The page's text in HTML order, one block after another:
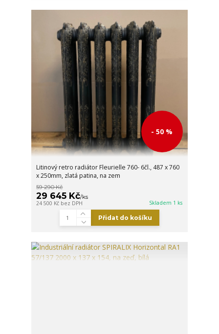
- 50 %
Litinový retro radiátor Fleurielle 760- 6čl., 487 x 760
x 250mm, zlatá patina, na zem
59 290 Kč
29 645 Kč/ks
24 500 Kč bez DPH Skladem 1 ks
Přidat do košíku